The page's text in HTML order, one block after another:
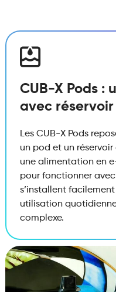
CUB-X Pods :
avec
Les CUB-X Pods
un pod et un
une alimentation en
pour fonctionner
s’installent
utilisation
complexe.